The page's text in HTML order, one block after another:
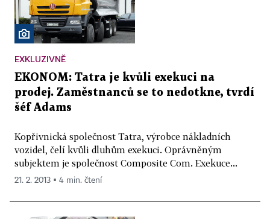
EXKLUZIVNĚ
EKONOM: Tatra je kvůli exekuci na
prodej. Zaměstnanců se to nedotkne, tvrdí
šéf Adams
Kopřivnická společnost Tatra, výrobce nákladních
vozidel, čelí kvůli dluhům exekuci. Oprávněným
subjektem je společnost Composite Com. Exekuce...
21. 2. 2013 ▪ 4 min. čtení